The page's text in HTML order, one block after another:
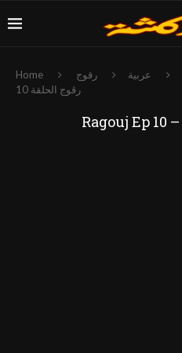
Home عربية رقوج
رڨوج الحلقة 10